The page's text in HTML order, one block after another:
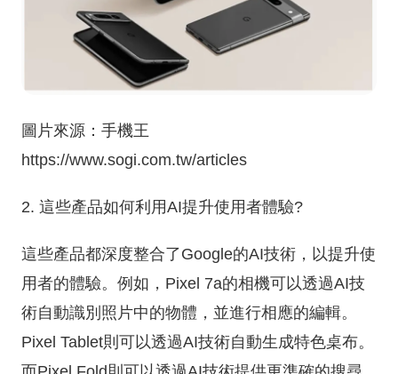
圖片來源：手機王
https://www.sogi.com.tw/articles
2. 這些產品如何利用AI提升使用者體驗?
這些產品都深度整合了Google的AI技術，以提升使
用者的體驗。例如，Pixel 7a的相機可以透過AI技
術自動識別照片中的物體，並進行相應的編輯。
Pixel Tablet則可以透過AI技術自動生成特色桌布。